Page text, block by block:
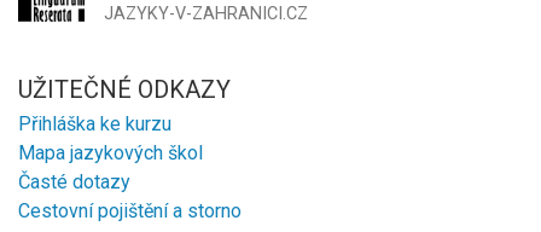
JAZYKY-V-ZAHRANICI.CZ
UŽITEČNÉ ODKAZY
Přihláška ke kurzu
Mapa jazykových škol
Časté dotazy
Cestovní pojištění a storno